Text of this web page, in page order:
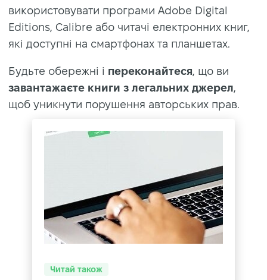
використовувати програми Adobe Digital
Editions, Calibre або читачі електронних книг,
які доступні на смартфонах та планшетах.
Будьте обережні і переконайтеся, що ви
завантажаєте книги з легальних джерел,
щоб уникнути порушення авторських прав.
Читай також